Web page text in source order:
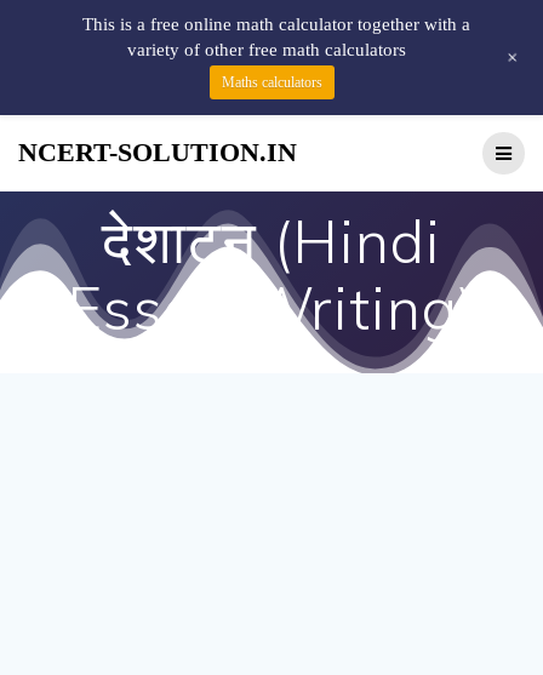
NCERT-SOLUTION.IN
देशाटन (Hindi
Essay Writing)
This is a free online math calculator together with a
variety of other free math calculators
Maths calculators
+